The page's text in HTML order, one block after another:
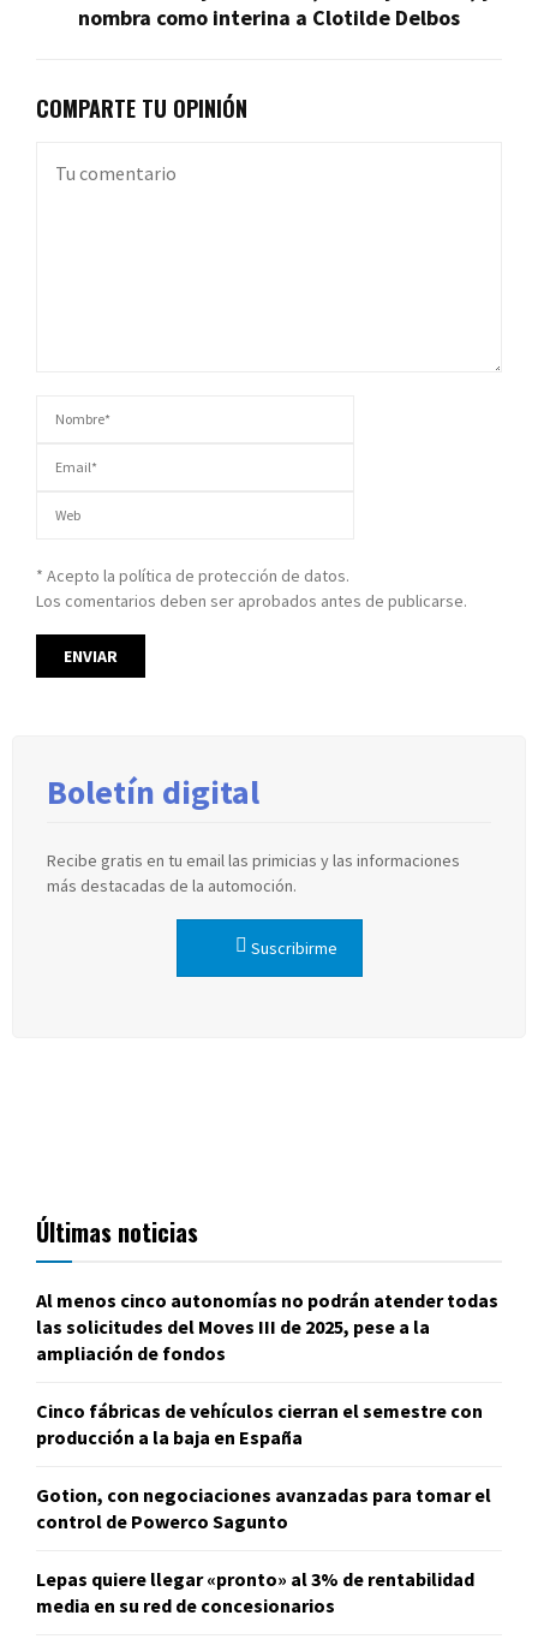
nombra como interina a Clotilde Delbos
COMPARTE TU OPINIÓN
* Acepto la política de protección de datos.
Los comentarios deben ser aprobados antes de publicarse.
Boletín digital
Recibe gratis en tu email las primicias y las informaciones
más destacadas de la automoción.
Suscribirme
Últimas noticias
Al menos cinco autonomías no podrán atender todas
las solicitudes del Moves III de 2025, pese a la
ampliación de fondos
Cinco fábricas de vehículos cierran el semestre con
producción a la baja en España
Gotion, con negociaciones avanzadas para tomar el
control de Powerco Sagunto
Lepas quiere llegar «pronto» al 3% de rentabilidad
media en su red de concesionarios